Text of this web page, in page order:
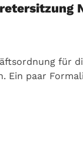
für
Ein paar